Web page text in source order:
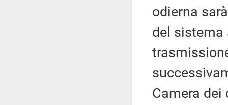
odierna
del sistema
Camera dei